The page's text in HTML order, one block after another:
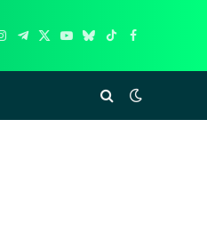
Instagram
Telegram
X
YouTube
Bluesky
TikTokFacebook